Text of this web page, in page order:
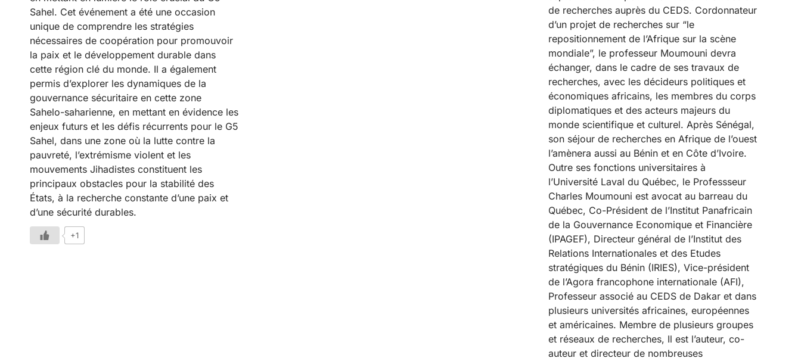
Sahel. Cet événement a été une occasion
unique de comprendre les stratégies
nécessaires de coopération pour promouvoir
la paix et le développement durable dans
cette région clé du monde. Il a également
permis d’explorer les dynamiques de la
gouvernance sécuritaire en cette zone
Sahelo-saharienne, en mettant en évidence les
enjeux futurs et les défis récurrents pour le G5
Sahel, dans une zone où la lutte contre la
pauvreté, l’extrémisme violent et les
mouvements Jihadistes constituent les
principaux obstacles pour la stabilité des
États, à la recherche constante d’une paix et
d’une sécurité durables.
+1
de recherches auprès du CEDS. Cordonnateur
d’un projet de recherches sur “le
repositionnement de l’Afrique sur la scène
mondiale”, le professeur Moumouni devra
échanger, dans le cadre de ses travaux de
recherches, avec les décideurs politiques et
économiques africains, les membres du corps
diplomatiques et des acteurs majeurs du
monde scientifique et culturel. Après Sénégal,
son séjour de recherches en Afrique de l’ouest
l’amènera aussi au Bénin et en Côte d’Ivoire.
Outre ses fonctions universitaires à
l’Université Laval du Québec, le Professseur
Charles Moumouni est avocat au barreau du
Québec, Co-Président de l’Institut Panafricain
de la Gouvernance Economique et Financière
(IPAGEF), Directeur général de l’Institut des
Relations Internationales et des Etudes
stratégiques du Bénin (IRIES), Vice-président
de l’Agora francophone internationale (AFI),
Professeur associé au CEDS de Dakar et dans
plusieurs universités africaines, européennes
et américaines. Membre de plusieurs groupes
et réseaux de recherches, Il est l’auteur, co-
auteur et directeur de nombreuses